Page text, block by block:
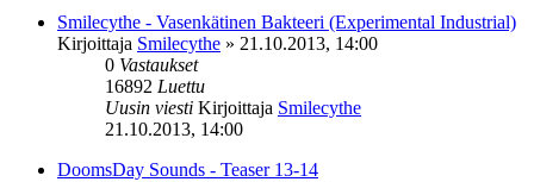
Smilecythe - Vasenkätinen Bakteeri (Experimental Industrial)
Kirjoittaja Smilecythe » 21.10.2013, 14:00
0 Vastaukset
16892 Luettu
Uusin viesti Kirjoittaja Smilecythe
21.10.2013, 14:00
DoomsDay Sounds - Teaser 13-14